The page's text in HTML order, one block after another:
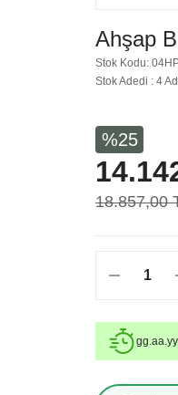
Ahşap
Stok Kodu:
Stok Adedi : 4
%25
18.857,00